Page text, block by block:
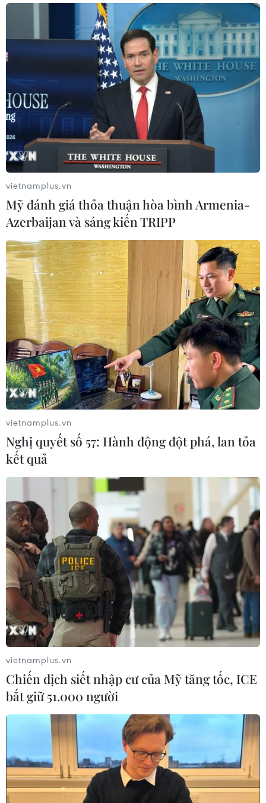
thậm chí có thể sẽ cán đích 15 tỷ USD.
Thành lập Tổ công tác đặc biệt tháo gỡ
khó cho 19 tập đoàn, công ty
15/10/2021 05:31
Tổ công tác đặc biệt còn gồm có Vụ Tổng hợp, Vụ Năng
lượng, Vụ Tổ chức cán bộ, Vụ pháp chế, kiểm soát nội
bộ, Vụ Công nghệ và Hạ tầng, Vụ Nông nghiệp, Vụ
Công nghiệp, Văn phòng Ủy ban.
vietnamplus.vn
Mỹ đánh giá thỏa thuận hòa bình Armenia-
Azerbaijan và sáng kiến TRIPP
vietnamplus.vn
Nghị quyết số 57: Hành động đột phá, lan tỏa
kết quả
vietnamplus.vn
Chiến dịch siết nhập cư của Mỹ tăng tốc, ICE
bắt giữ 51.000 người